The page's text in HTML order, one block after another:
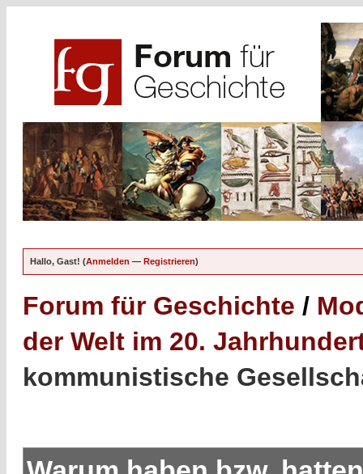
Hallo, Gast! (Anmelden — Registrieren)
Forum für Geschichte /
der Welt im 20.
kommunistische